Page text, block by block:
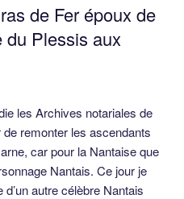
de Fer époux de
du Plessis aux
les Archives notariales de
de remonter les ascendants
car pour la Nantaise que
Nantais. Ce jour je
autre célèbre Nantais